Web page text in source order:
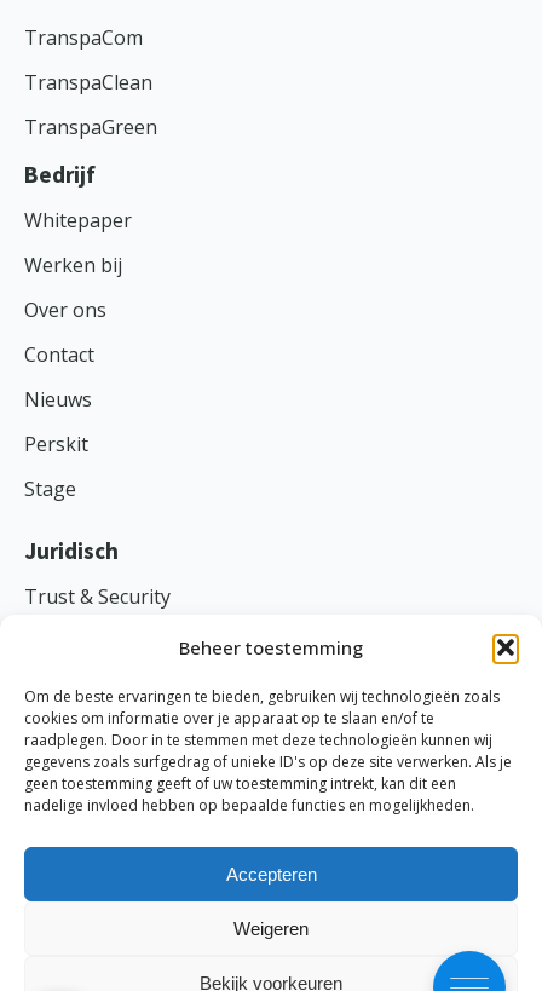
Beheer toestemming
Om de beste ervaringen te bieden, gebruiken wij technologieën zoals
cookies om informatie over je apparaat op te slaan en/of te
raadplegen. Door in te stemmen met deze technologieën kunnen wij
gegevens zoals surfgedrag of unieke ID's op deze site verwerken. Als je
geen toestemming geeft of uw toestemming intrekt, kan dit een
nadelige invloed hebben op bepaalde functies en mogelijkheden.
Accepteren
Weigeren
Bekijk voorkeuren
TranspaCom
TranspaClean
TranspaGreen
Bedrijf
Whitepaper
Werken bij
Over ons
Contact
Nieuws
Perskit
Stage
Juridisch
Trust & Security
Privacy
TranspaClean © 2026
KVK: 69870691 | BTW: NL858045734B01